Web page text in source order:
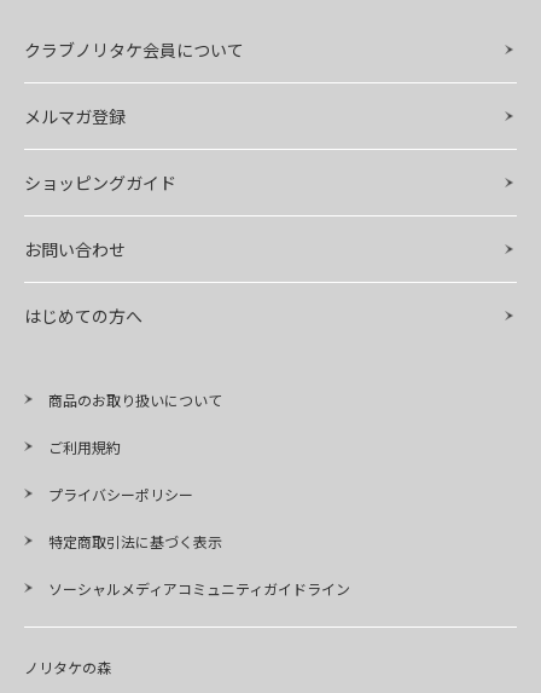
クラブノリタケ会員について
メルマガ登録
ショッピングガイド
お問い合わせ
はじめての方へ
商品のお取り扱いについて
ご利用規約
プライバシーポリシー
特定商取引法に基づく表示
ソーシャルメディアコミュニティガイドライン
ノリタケの森